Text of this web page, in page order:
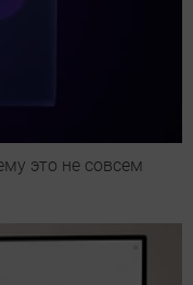
это не совсем